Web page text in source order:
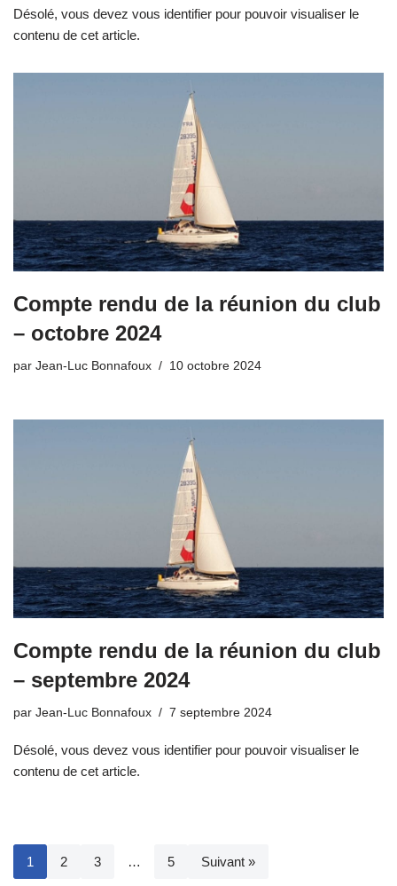
Désolé, vous devez vous identifier pour pouvoir visualiser le
contenu de cet article.
Compte rendu de la réunion du club
– octobre 2024
par Jean-Luc Bonnafoux 10 octobre 2024
Compte rendu de la réunion du club
– septembre 2024
par Jean-Luc Bonnafoux 7 septembre 2024
Désolé, vous devez vous identifier pour pouvoir visualiser le
contenu de cet article.
1 2 3 … 5 Suivant »